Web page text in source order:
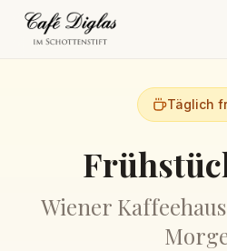
Täglich
Wiener